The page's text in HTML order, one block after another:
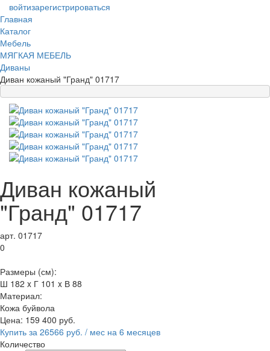
войтизарегистрироваться
Главная
Каталог
Мебель
МЯГКАЯ МЕБЕЛЬ
Диваны
Диван кожаный "Гранд" 01717
Диван кожаный
"Гранд" 01717
арт. 01717
0
Размеры (см):
Ш 182 x Г 101 x В 88
Материал:
Кожа буйвола
Цена: 159 400 руб.
Купить за 26566 руб. / мес на 6 месяцев
Количество